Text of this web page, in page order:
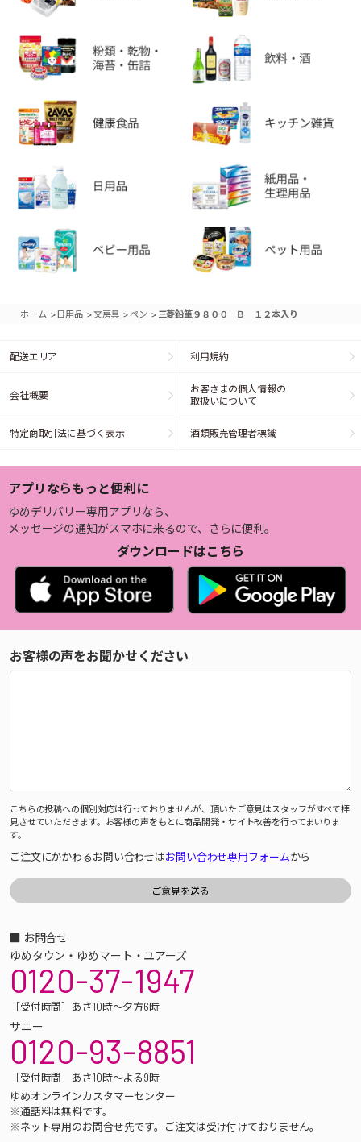
ホーム > 日用品 >文房具 >ペン > 三菱鉛筆９８００ Ｂ １２本入り
配送エリア 利用規約
会社概要
お客さまの個人情報の
取扱いについて
特定商取引法に基づく表示 酒類販売管理者標識
アプリならもっと便利に
ゆめデリバリー専用アプリなら、
メッセージの通知がスマホに来るので、さらに便利。
ダウンロードはこちら
お客様の声をお聞かせください
こちらの投稿への個別対応は行っておりませんが、頂いたご意見はスタッフがすべて拝
見させていただきます。お客様の声をもとに商品開発・サイト改善を行ってまいりま
す。
ご注文にかかわるお問い合わせはお問い合わせ専用フォームから
■ お問合せ
ゆめタウン・ゆめマート・ユアーズ
0120-37-1947
［受付時間］あさ10時～夕方6時
サニー
0120-93-8851
［受付時間］あさ10時～よる9時
ゆめオンラインカスタマーセンター
※通話料は無料です。
※ネット専用のお問合せ先です。ご注文は受け付けておりません。